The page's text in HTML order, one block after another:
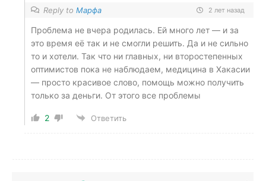
Reply to Марфа 2 лет назад
Проблема не вчера родилась. Ей много лет — и за
это время её так и не смогли решить. Да и не сильно
то и хотели. Так что ни главных, ни второстепенных
оптимистов пока не наблюдаем, медицина в Хакасии
— просто красивое слово, помощь можно получить
только за деньги. От этого все проблемы
2 Ответить